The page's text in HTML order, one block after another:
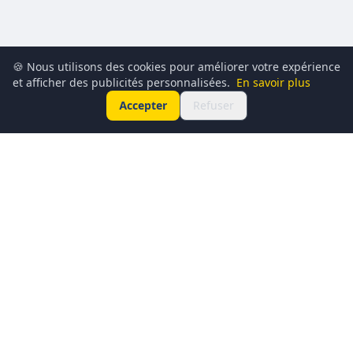
🍪 Nous utilisons des cookies pour améliorer votre expérience
et afficher des publicités personnalisées. En savoir plus
Accepter
Refuser